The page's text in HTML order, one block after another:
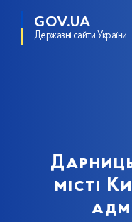
GOV.UA
Державні сайти України
місті